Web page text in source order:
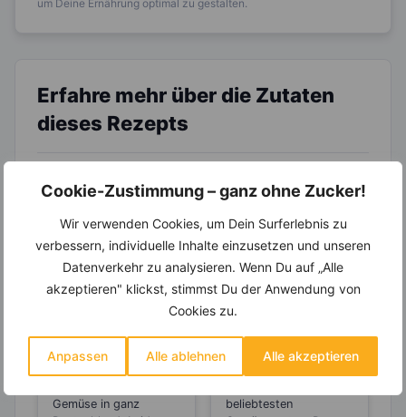
Cookie-Zustimmung – ganz ohne Zucker!
Wir verwenden Cookies, um Dein Surferlebnis zu
verbessern, individuelle Inhalte einzusetzen und unseren
Datenverkehr zu analysieren. Wenn Du auf „Alle
akzeptieren" klickst, stimmst Du der Anwendung von
Cookies zu.
Anpassen Alle ablehnen Alle akzeptieren
um Deine Ernährung optimal zu gestalten.
Erfahre mehr über die Zutaten
dieses Rezepts
LEBENSMITTEL
Helfen sie beim
Abnehmen oder
Gemüse in ganz
LEBENSMITTEL
Karotten oder
Möhren zum
beliebtesten